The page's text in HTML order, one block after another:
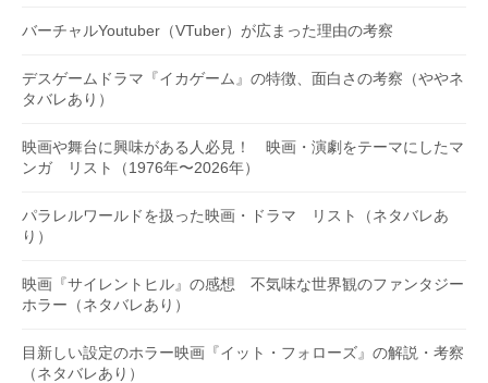
バーチャルYoutuber（VTuber）が広まった理由の考察
デスゲームドラマ『イカゲーム』の特徴、面白さの考察（ややネ
タバレあり）
映画や舞台に興味がある人必見！ 映画・演劇をテーマにしたマ
ンガ リスト（1976年〜2026年）
パラレルワールドを扱った映画・ドラマ リスト（ネタバレあ
り）
映画『サイレントヒル』の感想 不気味な世界観のファンタジー
ホラー（ネタバレあり）
目新しい設定のホラー映画『イット・フォローズ』の解説・考察
（ネタバレあり）